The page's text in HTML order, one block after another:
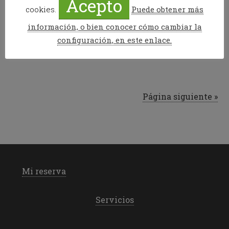
desplazó a Benasque el pasado verano
News,Senderismo
Página siguiente »
Mi reserva
Servicios
cookies. Acepto
Puede obtener más
información, o bien conocer cómo cambiar la
configuración, en este enlace.